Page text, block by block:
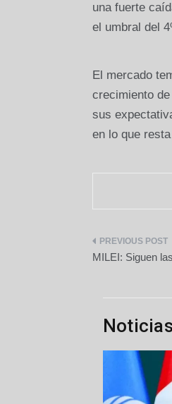
una fuerte
el umbral del
El mercado
crecimiento
sus
en lo que
entradas
MILEI: Siguen